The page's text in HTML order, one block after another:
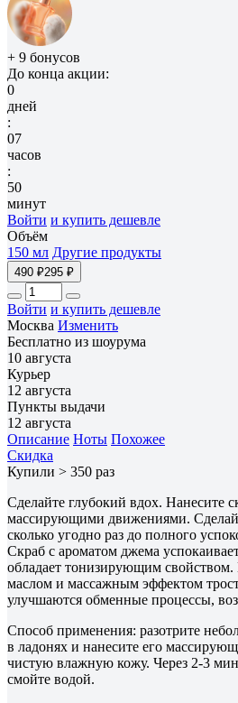
+ 9 бонусов
До конца акции:
0
дней
:
07
часов
:
50
минут
Войти и купить дешевле
Объём
150 мл Другие продукты
490 ₽295 ₽
Войти и купить дешевле
Москва Изменить
Бесплатно из шоурума
10 августа
Курьер
12 августа
Пункты выдачи
12 августа
Описание Ноты Похожее
Скидка
Купили > 350 раз
Сделайте глубокий вдох. Нанесите
массирующими движениями.
сколько угодно раз до полного
Скраб с ароматом джема
обладает тонизирующим свойством.
маслом и массажным эффектом
улучшаются обменные процессы,
Способ применения: разотрите
в ладонях и нанесите его
чистую влажную кожу. Через 2-3
смойте водой.